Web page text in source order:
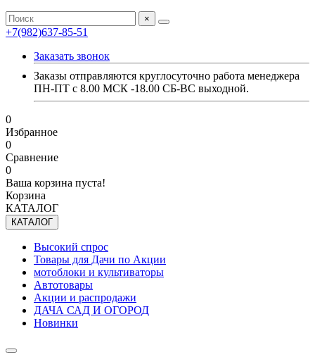
×
+7(982)637-85-51
Заказать звонок
Заказы отправляются круглосуточно работа менеджера
ПН-ПТ с 8.00 МСК -18.00 СБ-ВС выходной.
0
Избранное
0
Сравнение
0
Ваша корзина пуста!
Корзина
КАТАЛОГ
КАТАЛОГ
Высокий спрос
Товары для Дачи по Акции
мотоблоки и культиваторы
Автотовары
Акции и распродажи
ДАЧА САД И ОГОРОД
Новинки